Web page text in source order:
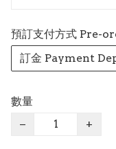
預訂支付方式 Pre-
訂金 Payment
數量
−
+